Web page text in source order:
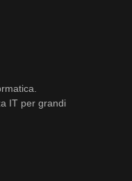
IT per grandi